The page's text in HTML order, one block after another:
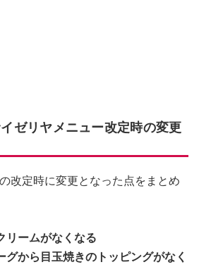
ゼリヤメニュー改定時の変更
改定時に変更となった点をまとめ
リームがなくなる
グから目玉焼きのトッピングがなく